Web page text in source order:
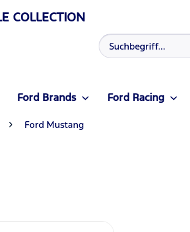
COLLECTION
Ford Brands Ford Racing
Ford Mustang